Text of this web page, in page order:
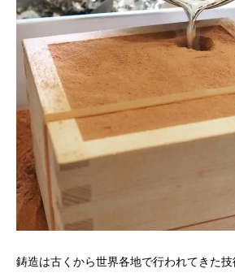
鋳造は古くから世界各地で行われてきた